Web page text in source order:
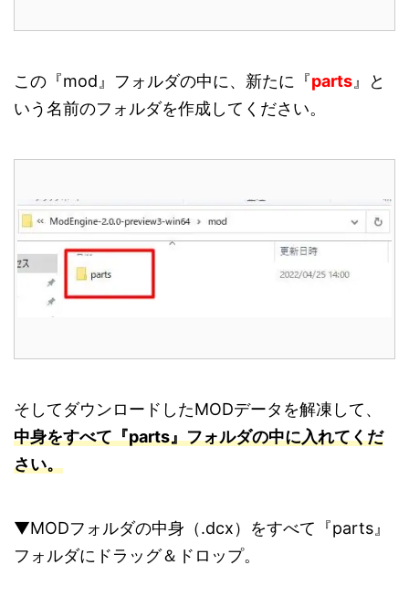
この『mod』フォルダの中に、新たに『parts』と
いう名前のフォルダを作成してください。
そしてダウンロードしたMODデータを解凍して、
中身をすべて『parts』フォルダの中に入れてくだ
さい。
▼MODフォルダの中身（.dcx）をすべて『parts』
フォルダにドラッグ＆ドロップ。